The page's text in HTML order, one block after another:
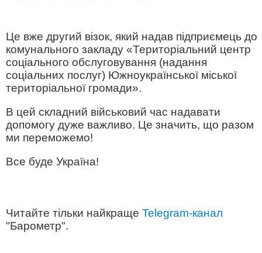
Це вже другий візок, який надав підприємець до
комунального закладу «Територіальний центр
соціального обслуговування (надання
соціальних послуг) Южноукраїнської міської
територіальної громади».
В цей складний військовий час надавати
допомогу дуже важливо. Це значить, що разом
ми переможемо!
Все буде Україна!
Читайте тільки найкраще Telegram-канал
"Барометр".